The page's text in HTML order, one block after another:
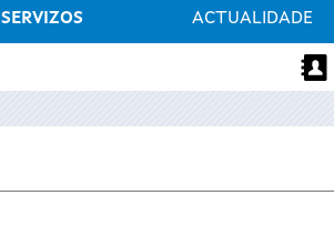
SERVIZOS ACTUALIDADE